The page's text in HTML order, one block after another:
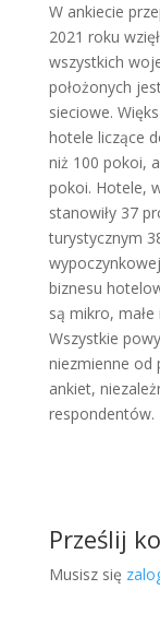
W ankiecie
2021 roku
wszystkich
położonych
sieciowe.
hotele liczące
niż 100 pokoi,
pokoi. Hotele,
stanowiły 37
turystycznym
biznesu
są mikro,
Wszystkie
niezmienne od
ankiet,
respondentów.
Prześlij
Musisz się